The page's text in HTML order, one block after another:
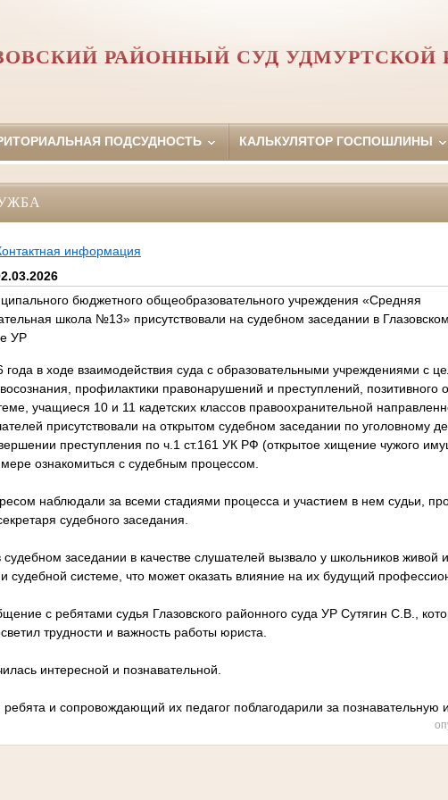
РАЙОННЫЙ СУД УДМУРТСКОЙ
ПОДСУДНОСТЬ КАЛЬКУЛЯТОР ГОСПОШЛИНЫ
информация
бюджетного общеобразовательного учреждения «Средняя
школа №13» присутствовали на судебном заседании в Глазовском
УР
года в ходе взаимодействия суда с образовательными учреждениями с
профилактики правонарушений и преступлений, позитивного
учащиеся 10 и 11 кадетских классов правоохранительной
присутствовали на открытом судебном заседании по уголовному
преступления по ч.1 ст.161 УК РФ (открытое хищение чужого
ознакомиться с судебным процессом.
наблюдали за всеми стадиями процесса и участием в нем судьи,
судебного заседания.
судебном заседании в качестве слушателей вызвало у школьников живой
судебной системе, что может оказать влияние на их будущий
с ребятами судья Глазовского районного суда УР Сутягин С.В.,
трудности и важность работы юриста.
интересной и познавательной.
и сопровождающий их педагог поблагодарили за познавательную